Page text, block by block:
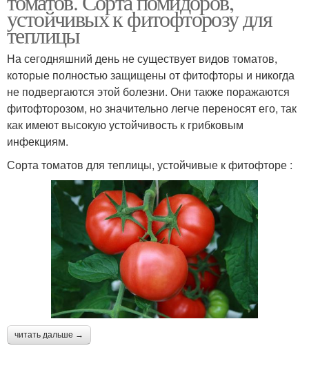
устойчивых к фитофторозу для
теплицы
На сегодняшний день не существует видов томатов,
которые полностью защищены от фитофторы и никогда
не подвергаются этой болезни. Они также поражаются
фитофторозом, но значительно легче переносят его, так
как имеют высокую устойчивость к грибковым
инфекциям.
Сорта томатов для теплицы, устойчивые к фитофторе :
читать дальше →